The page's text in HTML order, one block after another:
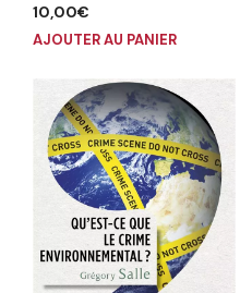
10,00€
AJOUTER AU PANIER